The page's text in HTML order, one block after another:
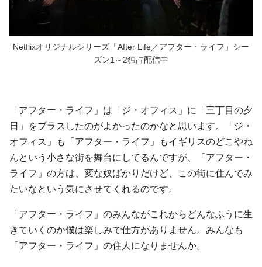
Netflixオリジナルシリーズ「After Life／アフター・ライフ」シー
ズン1～2独占配信中
「アフター・ライフ」は「ジ・オフィス」に「三丁目の夕
日」をプラスしたのがよかったのかなと思います。「ジ・
オフィス」も「アフター・ライフ」もイギリスのどこやね
んという小さな街を舞台にしてるんですが、「アフター・
ライフ」の方は、変な奴ばかりだけど、この街に住んでみ
たいなという気にさせてくれるのです。
「アフター・ライフ」のみんながこれからどんなふうに生
きていくのか僕は楽しみで仕方がありません。みんなも
「アフター・ライフ」の住人になりませんか。